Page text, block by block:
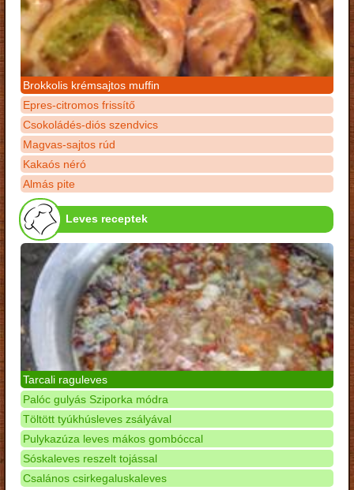
Brokkolis krémsajtos muffin
Epres-citromos frissítő
Csokoládés-diós szendvics
Magvas-sajtos rúd
Kakaós néró
Almás pite
Leves receptek
Tarcali raguleves
Palóc gulyás Sziporka módra
Töltött tyúkhúsleves zsályával
Pulykazúza leves mákos gombóccal
Sóskaleves reszelt tojással
Csalános csirkegaluskaleves